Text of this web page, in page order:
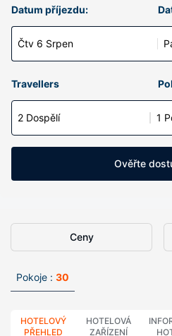
Datum příjezdu:
Čtv 6 Srpen
Travellers
2 Dospělí 1
Ověřte
Ceny
Pokoje : 30
HOTELOVÝ
PŘEHLED
HOTELOVÁ
ZAŘÍZENÍ